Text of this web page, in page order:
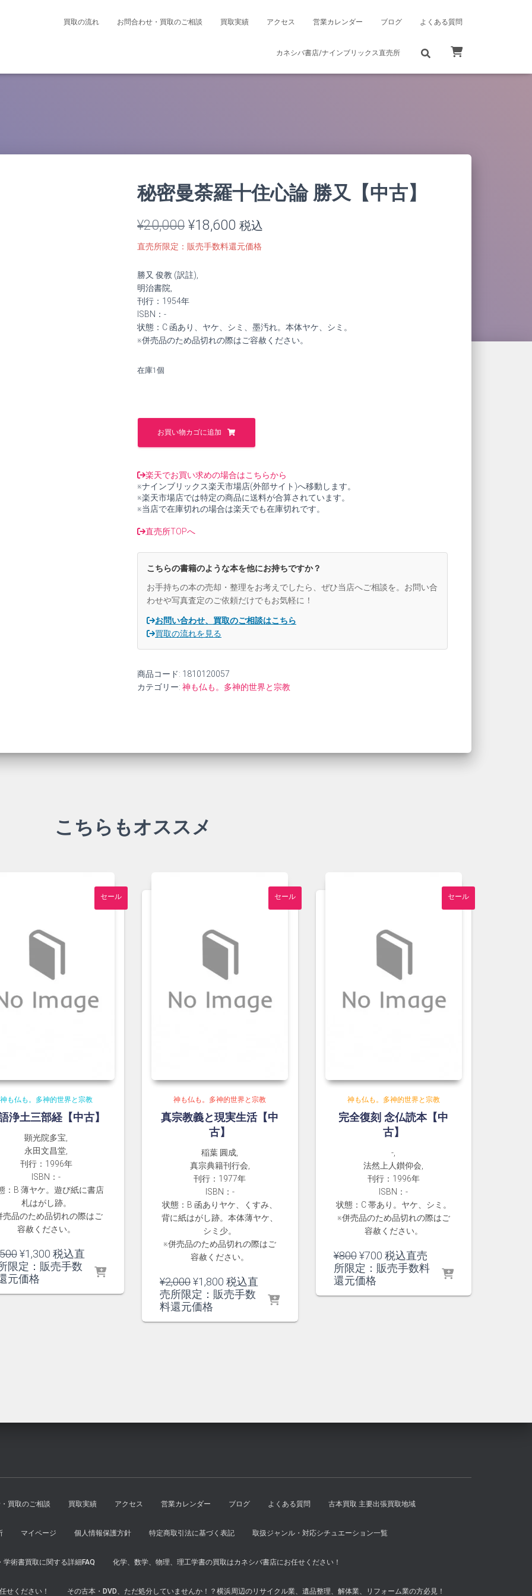
買取の流れ お問合わせ・買取のご相談 買取実績 アクセス 営業カレンダー ブログ よくある質問
カネシバ書店/ナインブリックス直売所
秘密曼荼羅十住心論 勝又【中古】
¥20,000 元
の
価
¥20,000
¥18,600 現
在
は
税込
直売所限定：販売手数料還元価格
勝又 俊教 (訳註),
明治書院,
刊行：1954年
ISBN：-
状態：C 函あり、ヤケ、シミ、墨汚れ。本体ヤケ、シミ。
※併売品のため品切れの際はご容赦ください。
在庫1個
秘
荼
十
住
心
論
又
古】
お買い物カゴに追加
楽天でお買い求めの場合はこちらから
※ナインブリックス楽天市場店(外部サイト)へ移動します。
※楽天市場店では特定の商品に送料が合算されています。
※当店で在庫切れの場合は楽天でも在庫切れです。
直売所TOPへ
こちらの書籍のような本を他にお持ちですか？
お手持ちの本の売却・整理をお考えでしたら、ぜひ当店へご相談を。お問い合
わせや写真査定のご依頼だけでもお気軽に！
お問い合わせ、買取のご相談はこちら
買取の流れを見る
商品コード: 1810120057
カテゴリー: 神も仏も。多神的世界と宗教
こちらもオススメ
セール
神も仏も。多神的世界と宗教
浄土三部経【中古】
顕光院多宝,
永田文昌堂,
刊行：1996年
ISBN：-
：B 薄ヤケ。遊び紙に書店
札はがし跡。
売品のため品切れの際はご
容赦ください。
元
の
価
¥1,300現
在
税込直
限定：販売手数
元価格
セール
神も仏も。多神的世界と宗教
真宗教義と現実生活【中
古】
稲葉 圓成,
真宗典籍刊行会,
刊行：1977年
ISBN：-
状態：B 函ありヤケ、くすみ、
背に紙はがし跡。本体薄ヤケ、
シミ少。
※併売品のため品切れの際はご
容赦ください。
¥2,000元
の
価
¥1,800 現
在
税込直
売所限定：販売手数
料還元価格
セール
神も仏も。多神的世界と宗教
完全復刻 念仏読本【中
古】
-,
法然上人鑚仰会,
刊行：1996年
ISBN：-
状態：C 帯あり。ヤケ、シミ。
※併売品のため品切れの際はご
容赦ください。
¥800 元
の
価
¥700現
在
税込直売
所限定：販売手数料
還元価格
買取のご相談 買取実績 アクセス 営業カレンダー ブログ よくある質問 古本買取 主要出張買取地域
マイページ 個人情報保護方針 特定商取引法に基づく表記 取扱ジャンル・対応シチュエーション一覧
術書買取に関する詳細FAQ 化学、数学、物理、理工学書の買取はカネシバ書店にお任せください！
せください！ その古本・DVD、ただ処分していませんか！？横浜周辺のリサイクル業、遺品整理、解体業、リフォーム業の方必見！